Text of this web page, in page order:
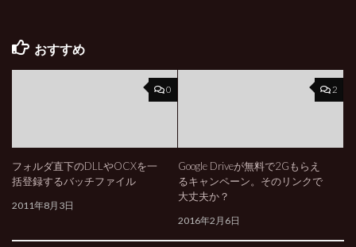
おすすめ
0
フォルダ直下のDLLやOCXを一
括登録するバッチファイル
2011年8月3日
2
Google Driveが無料で2Gもらえ
るキャンペーン。そのリンクで
大丈夫か？
2016年2月6日